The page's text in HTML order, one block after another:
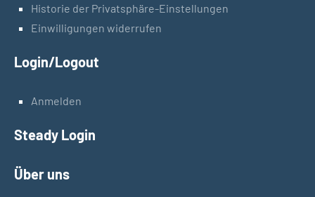
Historie der Privatsphäre-Einstellungen
Einwilligungen widerrufen
Login/Logout
Anmelden
Steady Login
Über uns